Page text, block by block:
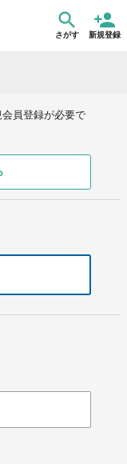
さがす 新規登録
員登録が必要で